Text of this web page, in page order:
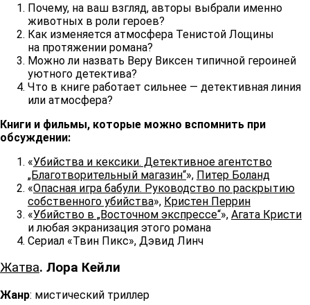
Почему, на ваш взгляд, авторы выбрали именно
животных в роли героев?
Как изменяется атмосфера Тенистой Лощины
на протяжении романа?
Можно ли назвать Веру Виксен типичной героиней
уютного детектива?
Что в книге работает сильнее — детективная линия
или атмосфера?
Книги и фильмы, которые можно вспомнить при
обсуждении:
«Убийства и кексики. Детективное агентство
„Благотворительный магазин“», Питер Боланд
«Опасная игра бабули. Руководство по раскрытию
собственного убийства», Кристен Перрин
«Убийство в „Восточном экспрессе“», Агата Кристи
и любая экранизация этого романа
Сериал «Твин Пикс», Дэвид Линч
Жатва. Лора Кейли
Жанр: мистический триллер